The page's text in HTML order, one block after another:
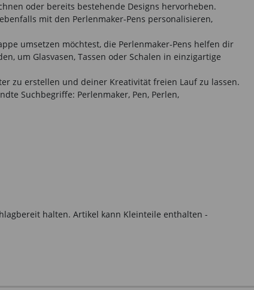
oder bereits bestehende Designs hervorheben.
mit den Perlenmaker-Pens personalisieren,
umsetzen möchtest, die Perlenmaker-Pens helfen dir
um Glasvasen, Tassen oder Schalen in einzigartige
zu erstellen und deiner Kreativität freien Lauf zu lassen.
Suchbegriffe: Perlenmaker, Pen, Perlen,
halten. Artikel kann Kleinteile enthalten -